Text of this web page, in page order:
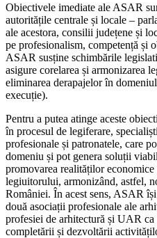
Obiectivele imediate ale ASAR
autoritățile centrale și locale –
ale acestora, consilii județene și
pe profesionalism, competență și
ASAR susține schimbările
asigure corelarea și armonizarea
eliminarea derapajelor în
execuție).
Pentru a putea atinge aceste
în procesul de legiferare,
profesionale și patronatele, care
domeniu și pot genera soluții
promovarea realităților
legiuitorului, armonizând, astfel,
României. În acest sens, ASAR
două asociații profesionale ale
profesiei de arhitectură și UAR ca
completării și dezvoltării